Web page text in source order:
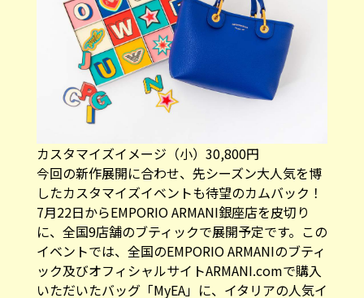
カスタマイズイメージ（小）30,800円
今回の新作展開に合わせ、先シーズン大人気を博
したカスタマイズイベントも待望のカムバック！
7月22日からEMPORIO ARMANI銀座店を皮切り
に、全国9店舗のブティックで展開予定です。この
イベントでは、全国のEMPORIO ARMANIのブティ
ック及びオフィシャルサイトARMANI.comで購入
いただいたバッグ「MyEA」に、イタリアの人気イ